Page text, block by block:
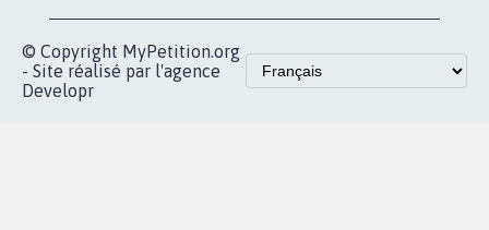
© Copyright MyPetition.org
- Site réalisé par l'agence
Developr